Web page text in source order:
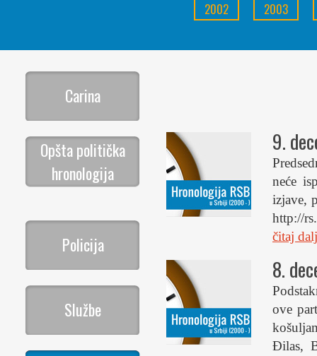
2003
2002
Carina
Opšta politička
hronologija
Policija
Službe
9.
neće
izjave,
http://
čitaj
8.
ove
Đilas,